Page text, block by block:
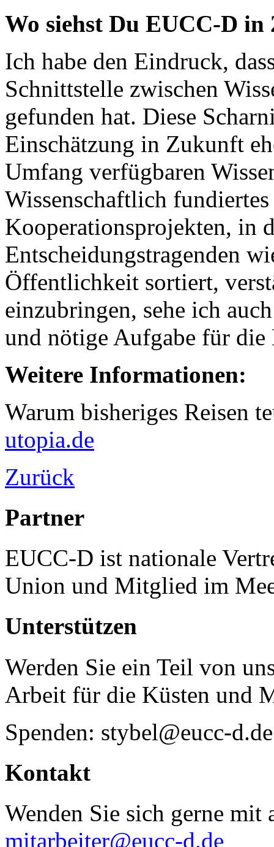
Wo siehst Du EUCC-D in
Ich habe den Eindruck,
Schnittstelle zwischen
gefunden hat. Diese
Einschätzung in Zukunft
Umfang verfügbaren
Wissenschaftlich
Kooperationsprojekten, in
Entscheidungstragenden
Öffentlichkeit sortiert,
einzubringen, sehe ich
und nötige Aufgabe für
Weitere Informationen:
Warum bisheriges Reisen
utopia.de
Zurück
Partner
EUCC-D ist nationale
Union und Mitglied im
Unterstützen
Werden Sie ein Teil von
Arbeit für die Küsten und
Spenden: stybel@eucc-d.de
Kontakt
Wenden Sie sich gerne mit
mitarbeiter@eucc-d.de